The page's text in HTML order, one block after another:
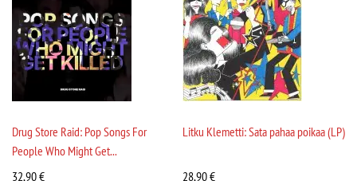
Drug Store Raid: Pop Songs For
People Who Might Get...
32,90€
Litku Klemetti: Sata pahaa poikaa (LP)
28,90€